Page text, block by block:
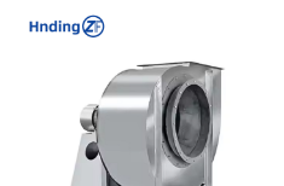
| Купить с доставкой